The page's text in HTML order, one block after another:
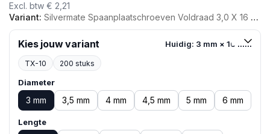
Excl. btw € 2,21
Variant: Silvermate Spaanplaatschroeven Voldraad 3,0 X 16 TX-10 Verzinkt 200 Stuks
Kies jouw variant Huidig: 3 mm × 16 mm
TX-10 200 stuks
Diameter
3 mm 3,5 mm 4 mm 4,5 mm 5 mm 6 mm
Lengte